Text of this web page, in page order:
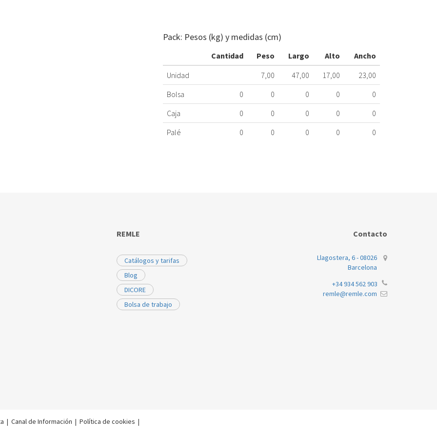
Pack: Pesos (kg) y medidas (cm)
Cantidad Peso Largo Alto
Ancho
Unidad
7,00 47,00 17,00
23,00
Bolsa
0 0 0 0
0
Caja
0 0 0 0
0
Palé
0 0 0 0 0
REMLE
Catálogos y tarifas
Blog
DICORE
Bolsa de trabajo
Contacto
Llagostera, 6 - 08026
Barcelona
+34 934 562 903
remle@remle.com
| Canal de Información | Política de cookies |